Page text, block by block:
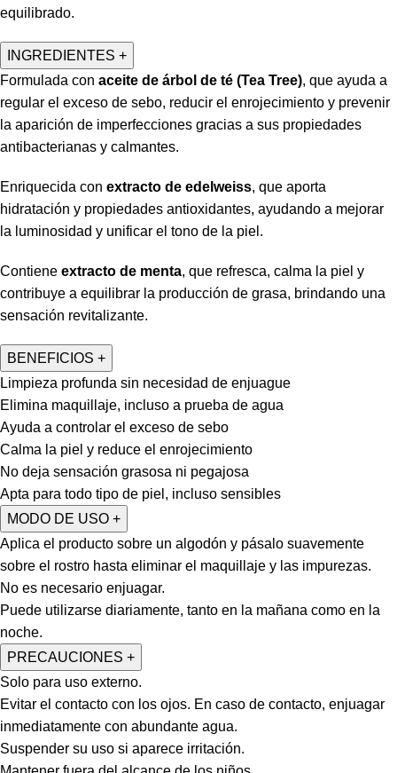
equilibrado.
INGREDIENTES +
Formulada con aceite de árbol de té (Tea Tree), que ayuda a
regular el exceso de sebo, reducir el enrojecimiento y prevenir
la aparición de imperfecciones gracias a sus propiedades
antibacterianas y calmantes.
Enriquecida con extracto de edelweiss, que aporta
hidratación y propiedades antioxidantes, ayudando a mejorar
la luminosidad y unificar el tono de la piel.
Contiene extracto de menta, que refresca, calma la piel y
contribuye a equilibrar la producción de grasa, brindando una
sensación revitalizante.
BENEFICIOS +
Limpieza profunda sin necesidad de enjuague
Elimina maquillaje, incluso a prueba de agua
Ayuda a controlar el exceso de sebo
Calma la piel y reduce el enrojecimiento
No deja sensación grasosa ni pegajosa
Apta para todo tipo de piel, incluso sensibles
MODO DE USO +
Aplica el producto sobre un algodón y pásalo suavemente
sobre el rostro hasta eliminar el maquillaje y las impurezas.
No es necesario enjuagar.
Puede utilizarse diariamente, tanto en la mañana como en la
noche.
PRECAUCIONES +
Solo para uso externo.
Evitar el contacto con los ojos. En caso de contacto, enjuagar
inmediatamente con abundante agua.
Suspender su uso si aparece irritación.